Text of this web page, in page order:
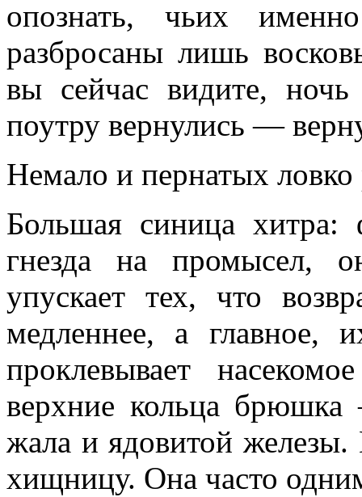
опознать, чьих
разбросаны лишь
вы сейчас видите,
поутру вернулись —
Немало и пернатых
Большая синица
гнезда на промысел,
упускает тех, что
медленнее, а главное,
проклевывает
верхние кольца
жала и ядовитой
хищницу. Она часто